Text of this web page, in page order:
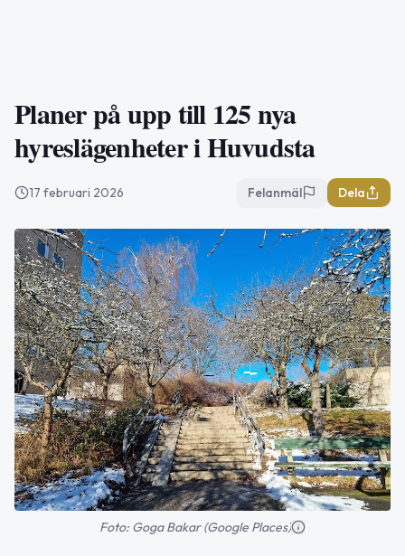
Planer på upp till 125 nya
hyreslägenheter i Huvudsta
17 februari 2026 Felanmäl Dela
Foto: Goga Bakar (Google Places)